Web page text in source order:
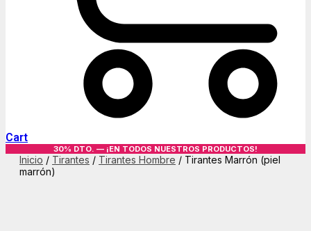
Cart
30% DTO. — ¡EN TODOS NUESTROS PRODUCTOS!
Inicio / Tirantes / Tirantes Hombre / Tirantes Marrón (piel
marrón)